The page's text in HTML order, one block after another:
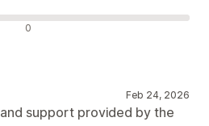
0
Feb 24, 2026
support provided by the